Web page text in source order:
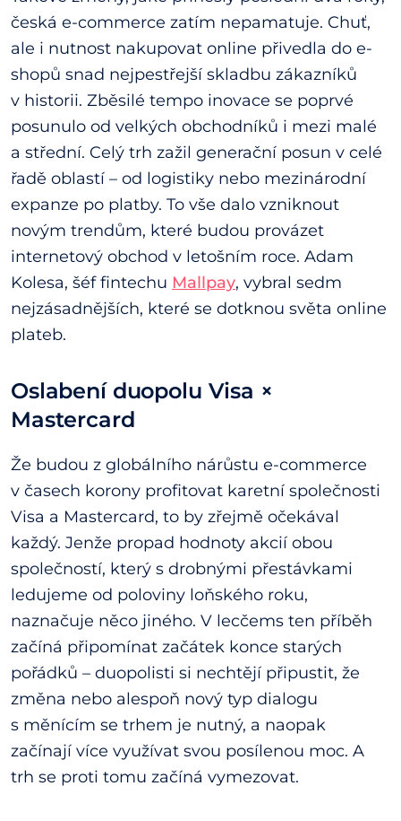
česká e-commerce zatím nepamatuje. Chuť,
ale i nutnost nakupovat online přivedla do e-
shopů snad nejpestřejší skladbu zákazníků
v historii. Zběsilé tempo inovace se poprvé
posunulo od velkých obchodníků i mezi malé
a střední. Celý trh zažil generační posun v celé
řadě oblastí – od logistiky nebo mezinárodní
expanze po platby. To vše dalo vzniknout
novým trendům, které budou provázet
internetový obchod v letošním roce. Adam
Kolesa, šéf fintechu Mallpay, vybral sedm
nejzásadnějších, které se dotknou světa online
plateb.
Oslabení duopolu Visa ×
Mastercard
Že budou z globálního nárůstu e-commerce
v časech korony profitovat karetní společnosti
Visa a Mastercard, to by zřejmě očekával
každý. Jenže propad hodnoty akcií obou
společností, který s drobnými přestávkami
ledujeme od poloviny loňského roku,
naznačuje něco jiného. V lecčems ten příběh
začíná připomínat začátek konce starých
pořádků – duopolisti si nechtějí připustit, že
změna nebo alespoň nový typ dialogu
s měnícím se trhem je nutný, a naopak
začínají více využívat svou posílenou moc. A
trh se proti tomu začíná vymezovat.